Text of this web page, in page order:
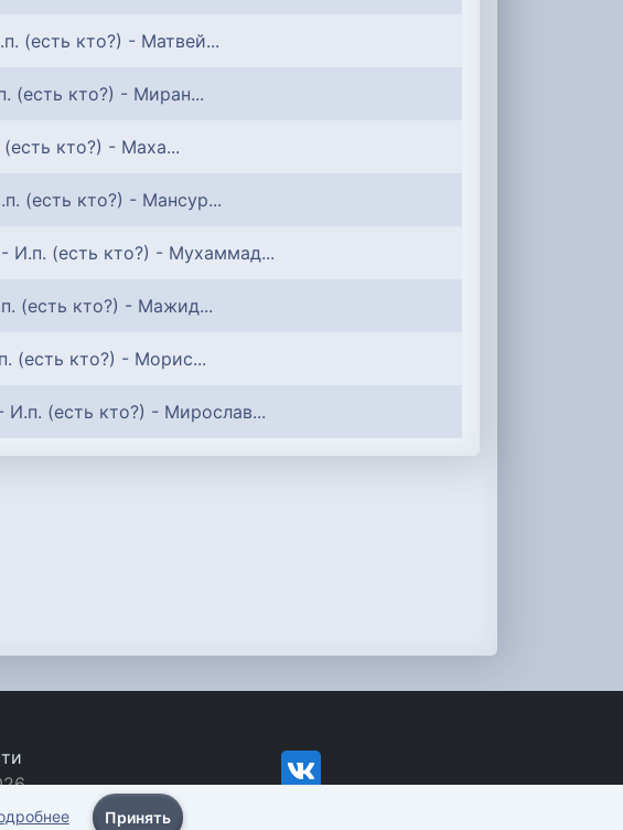
(есть кто?) - Матвей...
(есть кто?) - Миран...
кто?) - Маха...
(есть кто?) - Мансур...
- И.п. (есть кто?) - Мухаммад...
(есть кто?) - Мажид...
(есть кто?) - Морис...
И.п. (есть кто?) - Мирослав...
Принять